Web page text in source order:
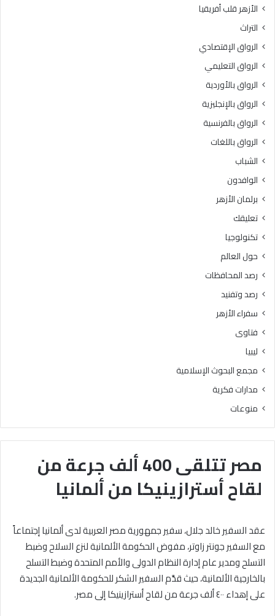
مصر تتلقى 400 ألف جرعة من
لقاح أسترازينيكا من ألمانيا
عقد السفير خالد جلال، سفير جمهورية مصر العربية لدى ألمانيا إجتماعاً
مع السفير جونتر زاوتر، مفوض الحكومة الألمانية لنزع السلاح وضبط
التسلح ومدير عام إدارة النظام الدولى والأمم المتحدة وضبط التسلح
بالخارجية الألمانية، حيث قدَّم السفير الشكر للحكومة الألمانية الجديدة
على إهداء ٤٠٠ ألف جرعة من لقاح أسترازينيكا إلى مصر.
الأزهر قلب أفريقيا
التراث
الرواق الإقتصادي
الرواق التعليمي
الرواق بالأوردية
الرواق بالإنجليزية
الرواق بالفرنسية
الرواق باللغات
الشباب
الوافدون
برلمان الأزهر
تعليقك
تكنولوجيا
حول العالم
رصد المحافظات
رصد وتفنيد
سفراء الأزهر
فتاوى
ليبيا
مجمع البحوث الإسلامية
مدارات فكرية
منوعات